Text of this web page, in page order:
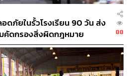
พจิต 1323
าบาลที่สถานพยาบาลใกล้บ้าน
องเด็กๆ ต้องการคนเข้าใจและ
ช่วยเหลืออย่างทันท่วงทีจะช่วย
ตและกลับมามีสุขภาพจิตที่ดีได้ใน
ดภัยในรั้วโรงเรียน 90 วัน ส่ง
ดกรองสิ่งผิดกฎหมาย
88